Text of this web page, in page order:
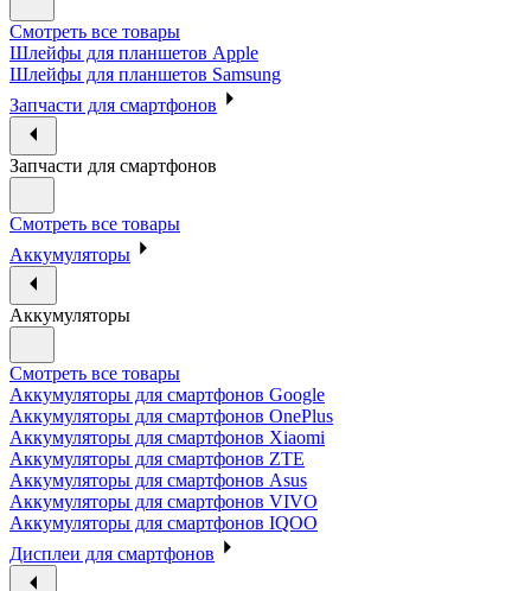
Смотреть все товары
Шлейфы для планшетов Apple
Шлейфы для планшетов Samsung
Запчасти для смартфонов
Запчасти для смартфонов
Смотреть все товары
Аккумуляторы
Аккумуляторы
Смотреть все товары
Аккумуляторы для смартфонов Google
Аккумуляторы для смартфонов OnePlus
Аккумуляторы для смартфонов Xiaomi
Аккумуляторы для смартфонов ZTE
Аккумуляторы для cмартфонов Asus
Аккумуляторы для смартфонов VIVO
Аккумуляторы для смартфонов IQOO
Дисплеи для смартфонов